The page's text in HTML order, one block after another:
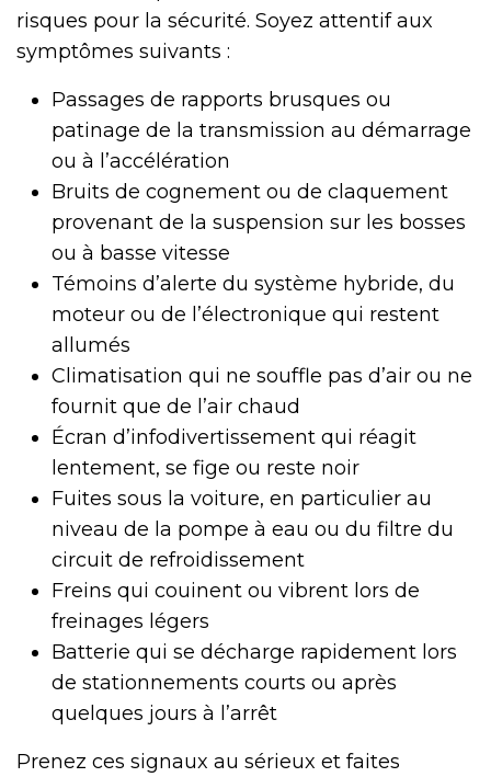
risques pour la sécurité. Soyez attentif aux
symptômes suivants :
Passages de rapports brusques ou
patinage de la transmission au démarrage
ou à l’accélération
Bruits de cognement ou de claquement
provenant de la suspension sur les bosses
ou à basse vitesse
Témoins d’alerte du système hybride, du
moteur ou de l’électronique qui restent
allumés
Climatisation qui ne souffle pas d’air ou ne
fournit que de l’air chaud
Écran d’infodivertissement qui réagit
lentement, se fige ou reste noir
Fuites sous la voiture, en particulier au
niveau de la pompe à eau ou du filtre du
circuit de refroidissement
Freins qui couinent ou vibrent lors de
freinages légers
Batterie qui se décharge rapidement lors
de stationnements courts ou après
quelques jours à l’arrêt
Prenez ces signaux au sérieux et faites